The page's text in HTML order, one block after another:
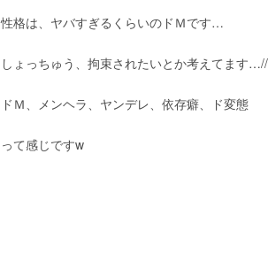
性格は、ヤバすぎるくらいのドＭです…
しょっちゅう、拘束されたいとか考えてます
ドＭ、メンヘラ、ヤンデレ、依存癖、ド変態
って感じですw